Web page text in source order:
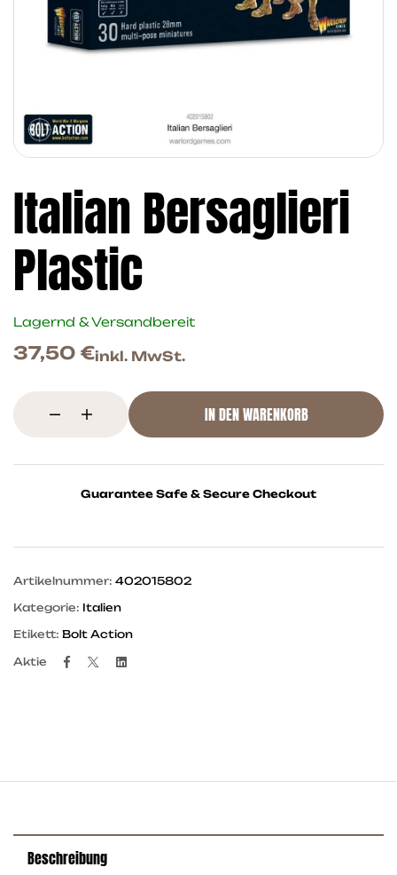
Italian Bersaglieri
Plastic
Lagernd & Versandbereit
37,50 €inkl. MwSt.
IN DEN WARENKORB
Guarantee Safe & Secure Checkout
Artikelnummer: 402015802
Kategorie: Italien
Etikett: Bolt Action
Aktie Facebook
TwitterLinkedin
Beschreibung